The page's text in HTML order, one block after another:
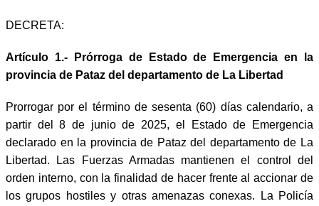
DECRETA:
Artículo 1.- Prórroga de Estado de Emergencia en la
provincia de Pataz del departamento de La Libertad
Prorrogar por el término de sesenta (60) días calendario, a
partir del 8 de junio de 2025, el Estado de Emergencia
declarado en la provincia de Pataz del departamento de La
Libertad. Las Fuerzas Armadas mantienen el control del
orden interno, con la finalidad de hacer frente al accionar de
los grupos hostiles y otras amenazas conexas. La Policía